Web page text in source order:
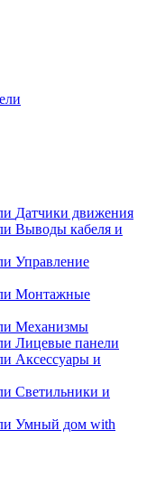
Датчики движения
Выводы кабеля и
Управление
Монтажные
Механизмы
Лицевые панели
Аксессуары и
Светильники и
Умный дом with